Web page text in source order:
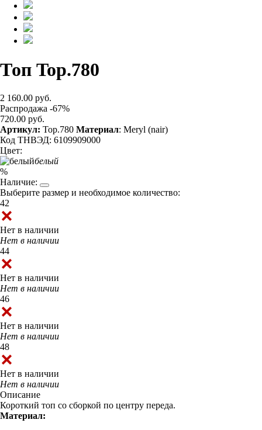
Топ Top.780
2 160.00 руб.
Распродажа -67%
720.00 руб.
Артикул: Top.780 Материал: Meryl (nair)
Код ТНВЭД: 6109909000
Цвет:
белый
%
Наличие:
Выберите размер и необходимое количество:
42
Нет в наличии
Нет в наличии
44
Нет в наличии
Нет в наличии
46
Нет в наличии
Нет в наличии
48
Нет в наличии
Нет в наличии
Описание
Короткий топ со сборкой по центру переда.
Материал: